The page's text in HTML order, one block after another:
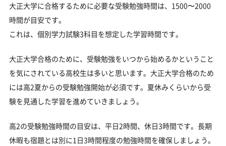
大正大学に合格するために必要な受験勉強時間は、1500〜2000
時間が目安です。
これは、個別学力試験3科目を想定した学習時間です。
大正大学合格のために、受験勉強をいつから始めるかということ
を気にされている高校生は多いと思います。大正大学合格のため
には高2夏からの受験勉強開始が必須です。夏休みくらいから受
験を見通した学習を進めていきましょう。
高2の受験勉強時間の目安は、平日2時間、休日3時間です。長期
休暇も宿題とは別に1日3時間程度の勉強時間を確保しましょう。